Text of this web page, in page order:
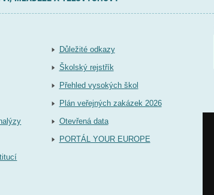
Důležité odkazy
Školský rejstřík
Přehled vysokých škol
Plán veřejných zakázek 2026
Otevřená data
PORTÁL YOUR EUROPE